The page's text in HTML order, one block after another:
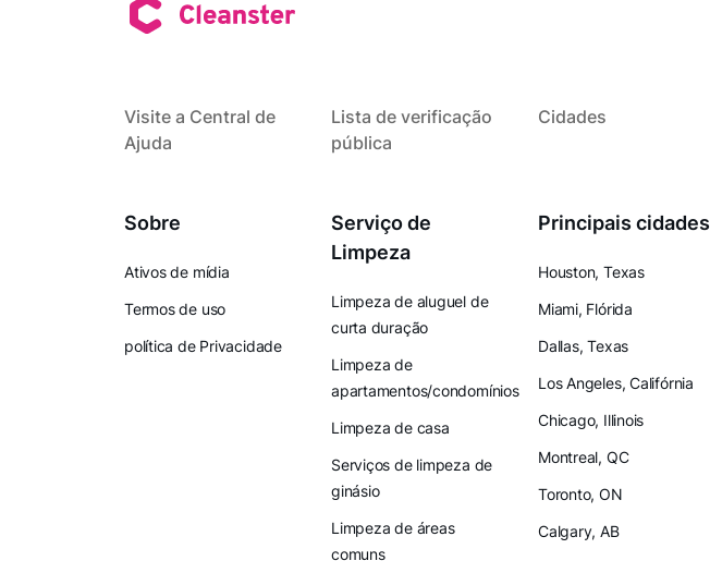
Visite a Central de
Ajuda
Lista de verificação
pública
Cidades
Sobre
Ativos de mídia
Termos de uso
política de Privacidade
Serviço de
Limpeza
Limpeza de aluguel de
curta duração
Limpeza de
apartamentos/condomínios
Limpeza de casa
Serviços de limpeza de
ginásio
Limpeza de áreas
comuns
Principais cidades
Houston, Texas
Miami, Flórida
Dallas, Texas
Los Angeles, Califórnia
Chicago, Illinois
Montreal, QC
Toronto, ON
Calgary, AB